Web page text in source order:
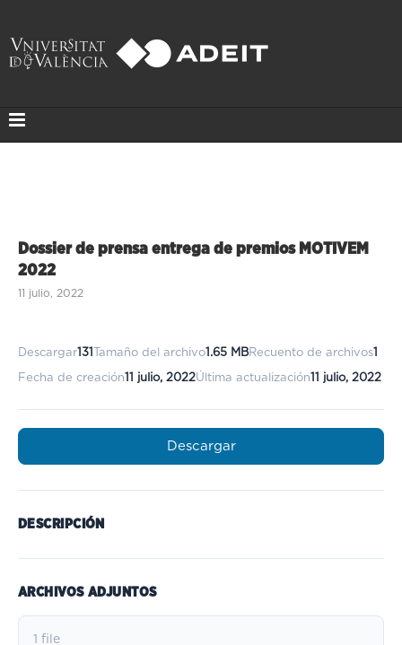
Dossier de prensa entrega de premios MOTIVEM
2022
11 julio, 2022
Descargar131 Tamaño del archivo1.65 MBRecuento de archivos1
Fecha de creación11 julio, 2022Última actualización11 julio, 2022
Descargar
DESCRIPCIÓN
ARCHIVOS ADJUNTOS
1 file